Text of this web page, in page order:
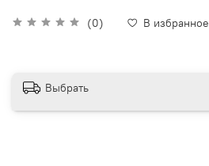
(0) В избранное
Выбрать